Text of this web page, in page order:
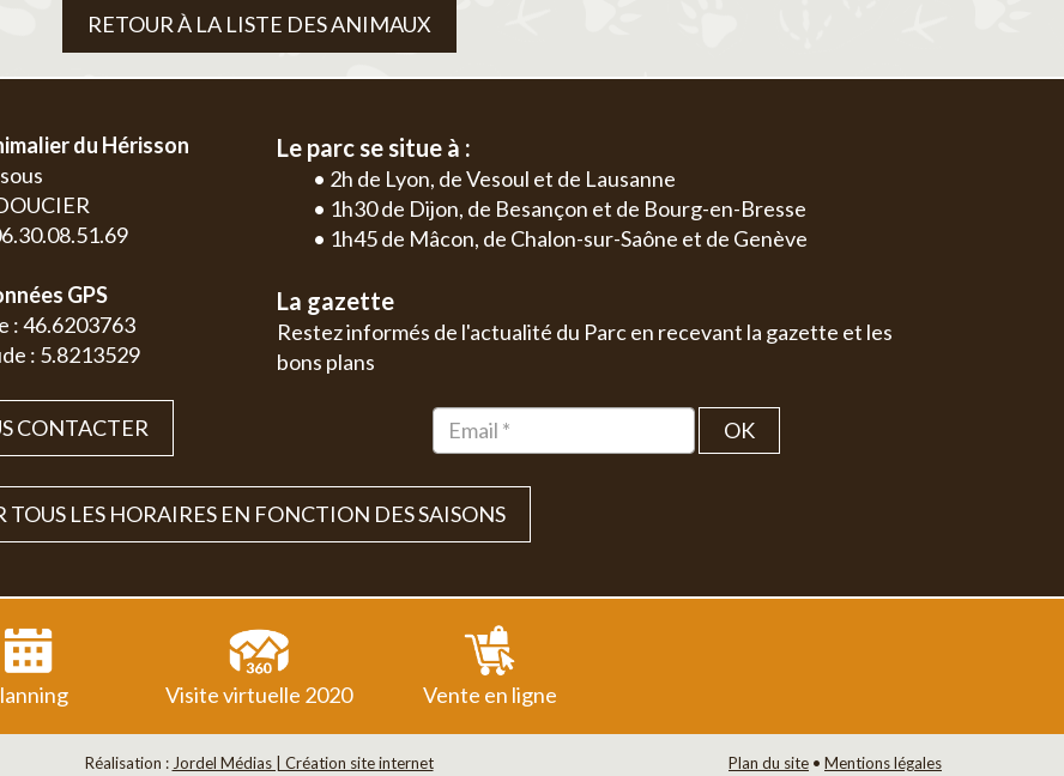
RETOUR À LA LISTE DES ANIMAUX
du Hérisson
GPS
: 46.6203763
: 5.8213529
CONTACTER
Le parc se situe à :
• 2h de Lyon, de Vesoul et de Lausanne
• 1h30 de Dijon, de Besançon et de Bourg-en-Bresse
• 1h45 de Mâcon, de Chalon-sur-Saône et de Genève
La gazette
Restez informés de l'actualité du Parc en recevant la gazette et les
bons plans
OK
TOUS LES HORAIRES EN FONCTION DES SAISONS
Visite virtuelle 2020 Vente en ligne
Réalisation : Jordel Médias | Création site internet Plan du site • Mentions légales